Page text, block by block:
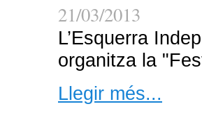
21/03/2013
L’Esquerra
organitza la
Llegir més...